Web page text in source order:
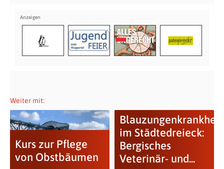
Weiter mit:
Kurs zur Pflege
von Obstbäumen
Blauzungenkrankheit
im Städtedreieck:
Bergisches
Veterinär- und...